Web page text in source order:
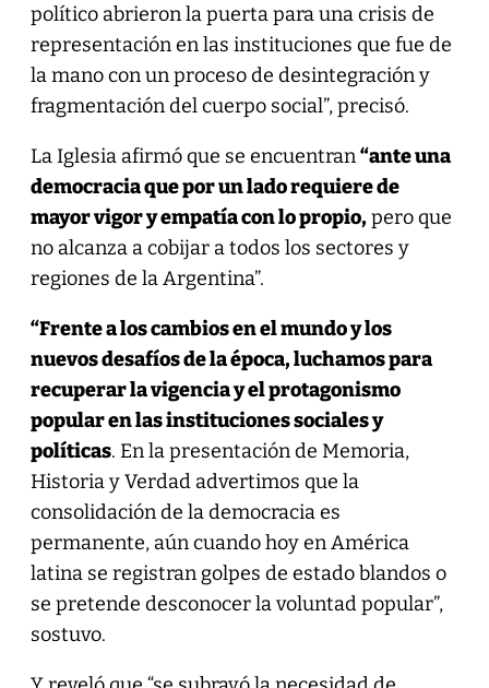
político abrieron la puerta para una crisis de
representación en las instituciones que fue de
la mano con un proceso de desintegración y
fragmentación del cuerpo social”, precisó.
La Iglesia afirmó que se encuentran“ante una
democracia que por un lado requiere de
mayor vigor y empatía con lo propio,pero que
no alcanza a cobijar a todos los sectores y
regiones de la Argentina”.
“Frente a los cambios en el mundo y los
nuevos desafíos de la época, luchamos para
recuperar la vigencia y el protagonismo
popular en las instituciones sociales y
políticas. En la presentación de Memoria,
Historia y Verdad advertimos que la
consolidación de la democracia es
permanente, aún cuando hoy en América
latina se registran golpes de estado blandos o
se pretende desconocer la voluntad popular”,
sostuvo.